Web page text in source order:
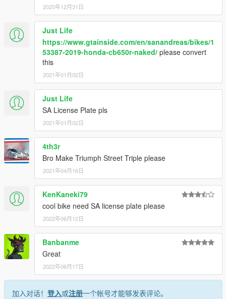
2020年12月31日
Just Life
https://www.gtainside.com/en/sanandreas/bikes/1
53387-2019-honda-cb650r-naked/ please convert
this
2021年01月02日
Just Life
SA License Plate pls
2021年01月02日
4th3r
Bro Make Triumph Street Triple please
2021年04月16日
KenKaneki79
cool bike need SA license plate please
2022年06月12日
Banbanme
Great
2022年06月17日
加入对话！ 登入或注册一个帐号才能够发表评论。